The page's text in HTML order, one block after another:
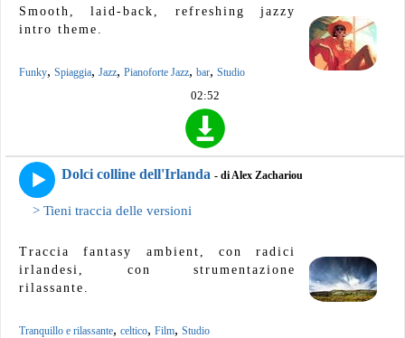
Smooth, laid-back, refreshing jazzy
intro theme.
Funky, Spiaggia, Jazz, Pianoforte Jazz, bar, Studio
02:52
Dolci colline dell'Irlanda - di Alex Zachariou
> Tieni traccia delle versioni
Traccia fantasy ambient, con radici
irlandesi, con strumentazione
rilassante.
Tranquillo e rilassante, celtico, Film, Studio